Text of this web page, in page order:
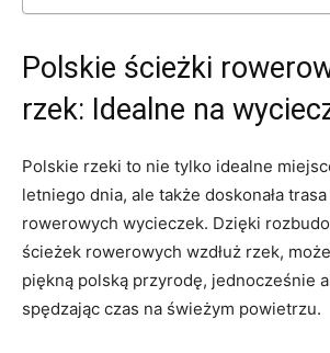
Polskie ścieżki
rzek: Idealne na
Polskie rzeki to nie ‌tylko idealne
letniego dnia, ale także doskonała
rowerowych wycieczek. Dzięki
ścieżek rowerowych wzdłuż rzek,
piękną polską przyrodę, jednocześnie
spędzając czas na świeżym⁢ powietrzu.